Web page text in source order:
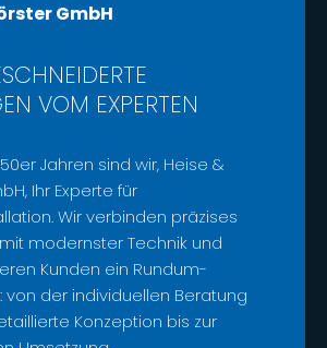
GmbH
L
VOM EXPERTEN
Jahren sind wir, Heise &
Ihr Experte für
Wir verbinden präzises
modernster Technik und
Kunden ein Rundum-
von der individuellen Beratung
Konzeption bis zur